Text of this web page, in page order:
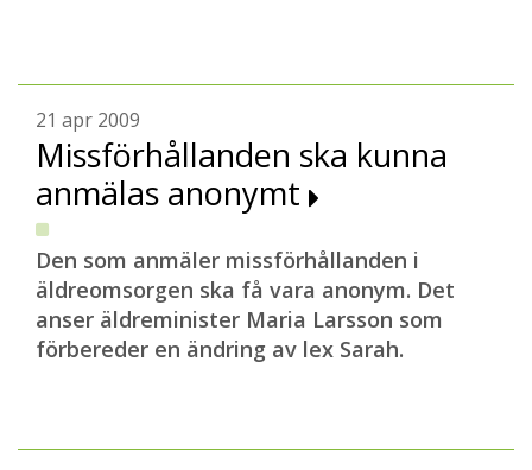
21 apr 2009
Missförhållanden ska kunna
anmälas anonymt
Den som anmäler missförhållanden i
äldreomsorgen ska få vara anonym. Det
anser äldreminister Maria Larsson som
förbereder en ändring av lex Sarah.